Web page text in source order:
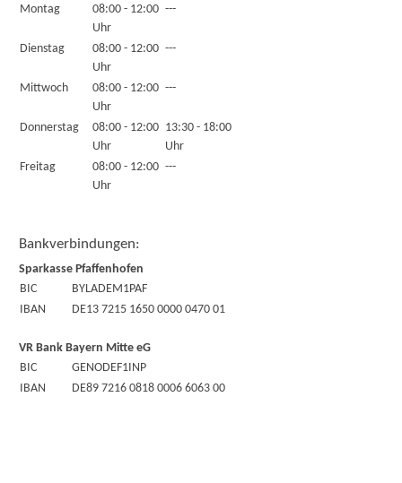
Montag
08:00 - 12:00
Uhr
---
Dienstag
08:00 - 12:00
Uhr
---
Mittwoch
08:00 - 12:00
Uhr
---
Donnerstag
08:00 - 12:00
Uhr
13:30 - 18:00
Uhr
Freitag
08:00 - 12:00
Uhr
---
Bankverbindungen:
Sparkasse Pfaffenhofen
BIC
BYLADEM1PAF
IBAN
DE13 7215 1650 0000 0470 01
VR Bank Bayern Mitte eG
BIC
GENODEF1INP
IBAN
DE89 7216 0818 0006 6063 00